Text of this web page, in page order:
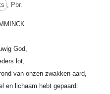
, Pbr.
God,
lot,
van onzen zwakken aard,
en lichaam hebt gepaard: